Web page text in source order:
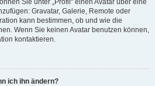
Sie unter „Profil“ einen Avatar über eine
Gravatar, Galerie, Remote oder
kann bestimmen, ob und wie die
Wenn Sie keinen Avatar benutzen können,
kontaktieren.
ich ihn ändern?